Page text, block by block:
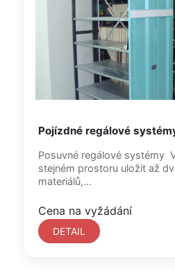
Pojízdné regálové
Posuvné regálové systémy Vám umožní ve
stejném prostoru uložit až
materiálů,...
Cena na vyžádání
DETAIL